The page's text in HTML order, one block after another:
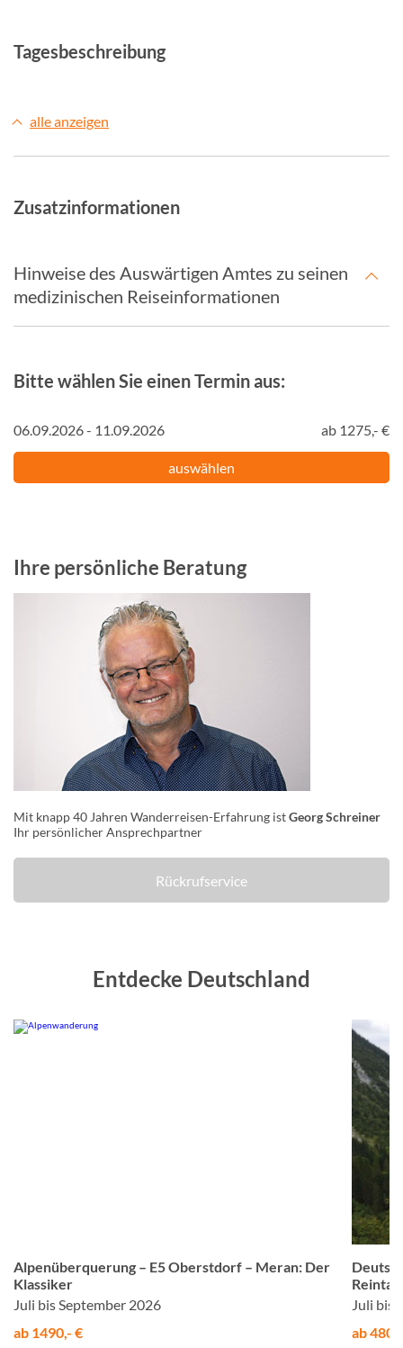
Tagesbeschreibung
alle anzeigen
Zusatzinformationen
Hinweise des Auswärtigen Amtes zu seinen
medizinischen Reiseinformationen
Bitte wählen Sie einen Termin aus:
06.09.2026 - 11.09.2026 ab 1275,- €
auswählen
Ihre persönliche Beratung
Mit knapp 40 Jahren Wanderreisen-Erfahrung istGeorg Schreiner
Ihr persönlicher Ansprechpartner
Rückrufservice
Entdecke Deutschland
Alpenüberquerung – E5 Oberstdorf – Meran: Der
Klassiker
Juli bis September 2026
ab 1490,- €
Reintal
Juli bis
ab